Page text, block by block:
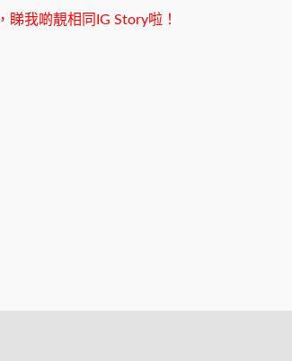
，睇我啲靚相同IG Story啦！